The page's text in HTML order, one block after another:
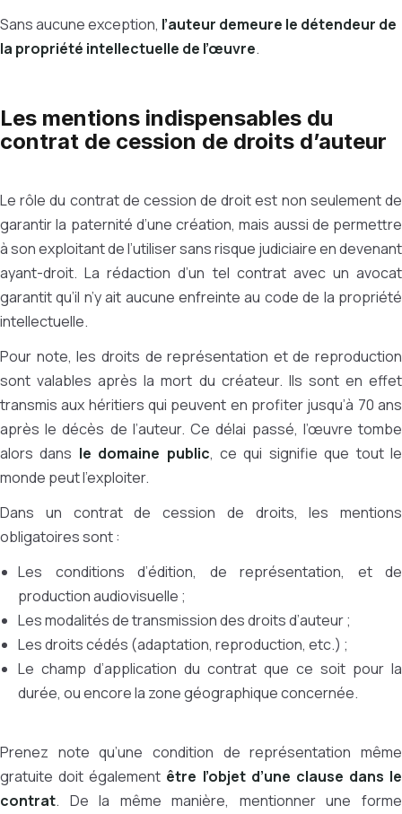
Sans aucune exception, l’auteur demeure le détendeur de
la propriété intellectuelle de l’œuvre.
Les mentions indispensables du
contrat de cession de droits d’auteur
Le rôle du contrat de cession de droit est non seulement de
garantir la paternité d’une création, mais aussi de permettre
à son exploitant de l’utiliser sans risque judiciaire en devenant
ayant-droit. La rédaction d’un tel contrat avec un avocat
garantit qu’il n’y ait aucune enfreinte au code de la propriété
intellectuelle.
Pour note, les droits de représentation et de reproduction
sont valables après la mort du créateur. Ils sont en effet
transmis aux héritiers qui peuvent en profiter jusqu’à 70 ans
après le décès de l’auteur. Ce délai passé, l’œuvre tombe
alors dans le domaine public, ce qui signifie que tout le
monde peut l’exploiter.
Dans un contrat de cession de droits, les mentions
obligatoires sont :
Les conditions d’édition, de représentation, et de
production audiovisuelle ;
Les modalités de transmission des droits d’auteur ;
Les droits cédés (adaptation, reproduction, etc.) ;
Le champ d’application du contrat que ce soit pour la
durée, ou encore la zone géographique concernée.
Prenez note qu’une condition de représentation même
gratuite doit également être l’objet d’une clause dans le
contrat. De la même manière, mentionner une forme